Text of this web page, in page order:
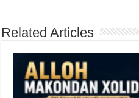
Related Articles